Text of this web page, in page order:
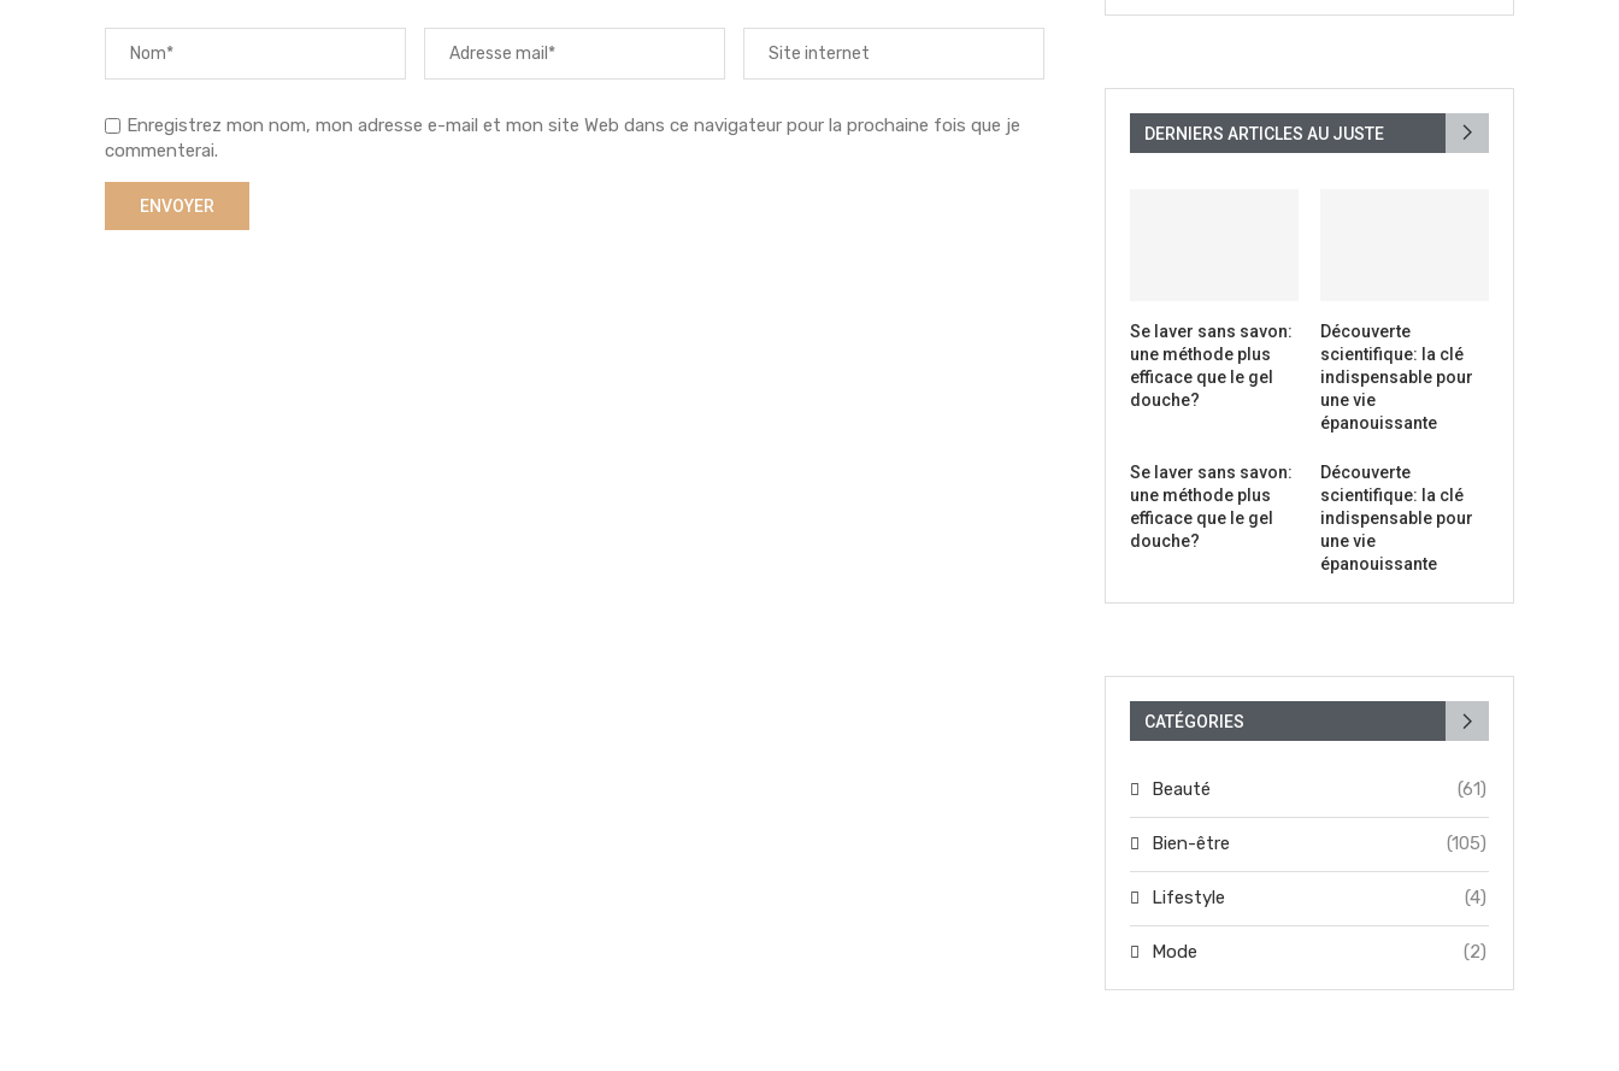
Enregistrez mon nom, mon adresse e-mail et mon site Web dans ce navigateur pour la prochaine fois que je
commenterai.
DERNIERS ARTICLES AU JUSTE
Se laver sans savon:
une méthode plus
efficace que le gel
douche?
Découverte
scientifique: la clé
indispensable pour
une vie
épanouissante
Se laver sans savon:
une méthode plus
efficace que le gel
douche?
Découverte
scientifique: la clé
indispensable pour
une vie
épanouissante
CATÉGORIES
Beauté (61)
Bien-être (105)
Lifestyle (4)
Mode (2)